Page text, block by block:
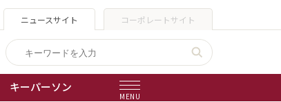
ニュースサイト コーポレートサイト
キーパーソン
MENU